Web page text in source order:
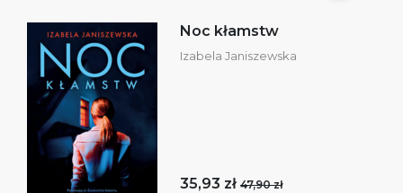
Noc kłamstw
Izabela Janiszewska
35,93 zł 47,90 zł